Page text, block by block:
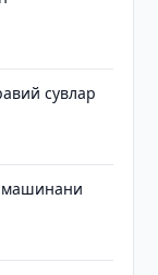
сувлар
машинани